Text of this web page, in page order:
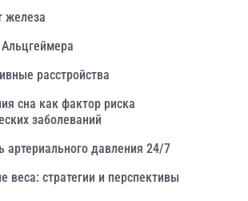
железа
расстройства
сна как фактор риска
заболеваний
артериального давления 24/7
веса: стратегии и перспективы